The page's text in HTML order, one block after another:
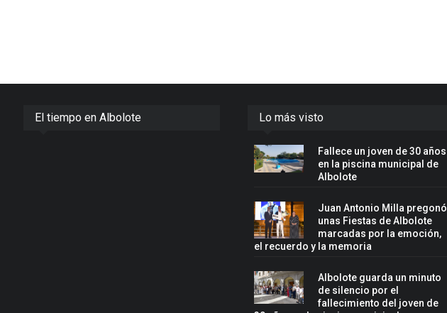
El tiempo en Albolote Lo más visto
Fallece un joven de 30 años
en la piscina municipal de
Albolote
Juan Antonio Milla pregonó
unas Fiestas de Albolote
marcadas por la emoción,
el recuerdo y la memoria
Albolote guarda un minuto
de silencio por el
fallecimiento del joven de